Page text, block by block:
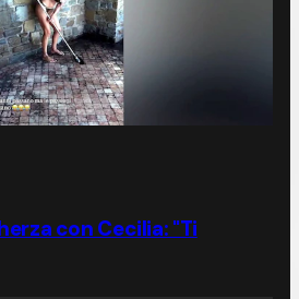
con Cecilia: "Ti